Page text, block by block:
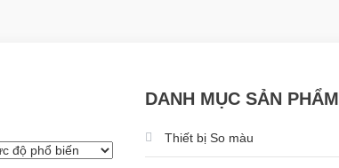
DANH MỤC SẢN PHẨM
Thiết bị So màu